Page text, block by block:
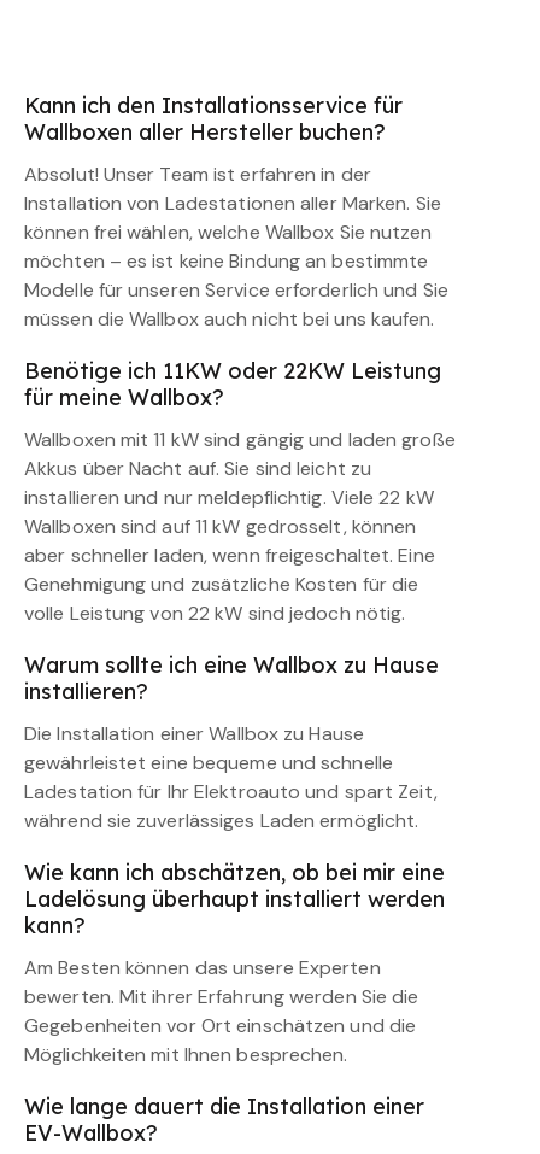
Kann ich den Installationsservice für
Wallboxen aller Hersteller buchen?
Absolut! Unser Team ist erfahren in der
Installation von Ladestationen aller Marken. Sie
können frei wählen, welche Wallbox Sie nutzen
möchten – es ist keine Bindung an bestimmte
Modelle für unseren Service erforderlich und Sie
müssen die Wallbox auch nicht bei uns kaufen.
Benötige ich 11KW oder 22KW Leistung
für meine Wallbox?
Wallboxen mit 11 kW sind gängig und laden große
Akkus über Nacht auf. Sie sind leicht zu
installieren und nur meldepflichtig. Viele 22 kW
Wallboxen sind auf 11 kW gedrosselt, können
aber schneller laden, wenn freigeschaltet. Eine
Genehmigung und zusätzliche Kosten für die
volle Leistung von 22 kW sind jedoch nötig.
Warum sollte ich eine Wallbox zu Hause
installieren?
Die Installation einer Wallbox zu Hause
gewährleistet eine bequeme und schnelle
Ladestation für Ihr Elektroauto und spart Zeit,
während sie zuverlässiges Laden ermöglicht.
Wie kann ich abschätzen, ob bei mir eine
Ladelösung überhaupt installiert werden
kann?
Am Besten können das unsere Experten
bewerten. Mit ihrer Erfahrung werden Sie die
Gegebenheiten vor Ort einschätzen und die
Möglichkeiten mit Ihnen besprechen.
Wie lange dauert die Installation einer
EV-Wallbox?